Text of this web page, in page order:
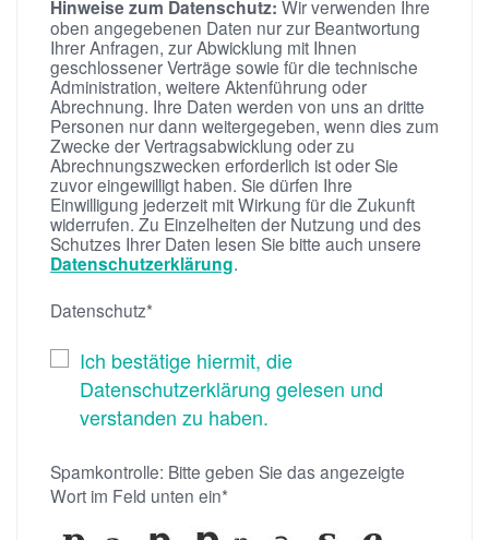
Hinweise zum Datenschutz: Wir verwenden Ihre
oben angegebenen Daten nur zur Beantwortung
Ihrer Anfragen, zur Abwicklung mit Ihnen
geschlossener Verträge sowie für die technische
Administration, weitere Aktenführung oder
Abrechnung. Ihre Daten werden von uns an dritte
Personen nur dann weitergegeben, wenn dies zum
Zwecke der Vertragsabwicklung oder zu
Abrechnungszwecken erforderlich ist oder Sie
zuvor eingewilligt haben. Sie dürfen Ihre
Einwilligung jederzeit mit Wirkung für die Zukunft
widerrufen. Zu Einzelheiten der Nutzung und des
Schutzes Ihrer Daten lesen Sie bitte auch unsere
Datenschutzerklärung.
Datenschutz*
Ich bestätige hiermit, die
Datenschutzerklärung gelesen und
verstanden zu haben.
Spamkontrolle: Bitte geben Sie das angezeigte
Wort im Feld unten ein*